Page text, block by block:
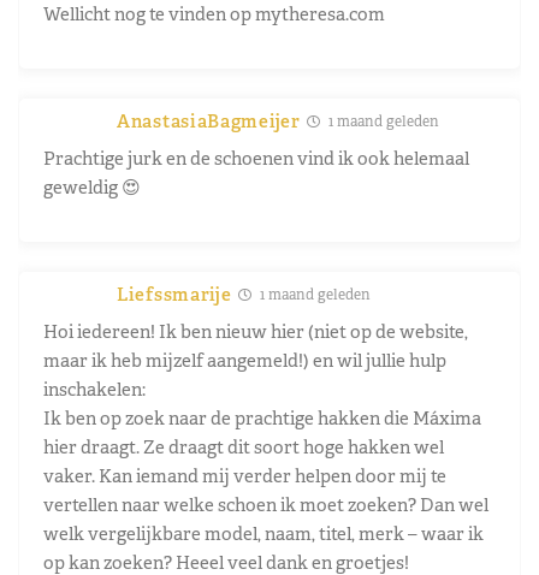
Wellicht nog te vinden op mytheresa.com
AnastasiaBagmeijer 1 maand geleden
Prachtige jurk en de schoenen vind ik ook helemaal
geweldig 😍
Liefssmarije 1 maand geleden
Hoi iedereen! Ik ben nieuw hier (niet op de website,
maar ik heb mijzelf aangemeld!) en wil jullie hulp
inschakelen:
Ik ben op zoek naar de prachtige hakken die Máxima
hier draagt. Ze draagt dit soort hoge hakken wel
vaker. Kan iemand mij verder helpen door mij te
vertellen naar welke schoen ik moet zoeken? Dan wel
welk vergelijkbare model, naam, titel, merk – waar ik
op kan zoeken? Heeel veel dank en groetjes!